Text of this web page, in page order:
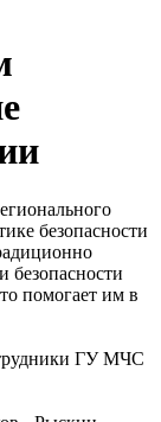
безопасности
безопасности
помогает им в
ГУ МЧС